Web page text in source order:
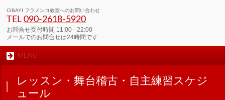
CIBAYI フラメンコ教室へのお問い合わせ
TEL090-2618‐5920
お問合せ受付時間 11:00 - 22:00
メールでのお問合せは24時間です
MENU
レッスン・舞台稽古・自主練習スケジ
ュール
01:00
02:00
03:00